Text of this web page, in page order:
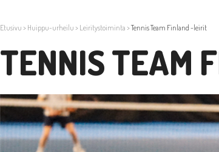
Etusivu > Huippu-urheilu > Leiritystoiminta >Tennis Team Finland -leirit
TENNIS TEAM